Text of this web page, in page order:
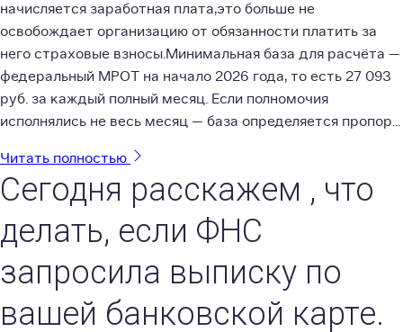
начисляется заработная плата,это больше не
освобождает организацию от обязанности платить за
него страховые взносы.Минимальная база для расчёта —
федеральный МРОТ на начало 2026 года, то есть 27 093
руб. за каждый полный месяц. Если полномочия
исполнялись не весь месяц — база определяется пропор...
Читать полностью
Сегодня расскажем , что
делать, если ФНС
запросила выписку по
вашей банковской карте.